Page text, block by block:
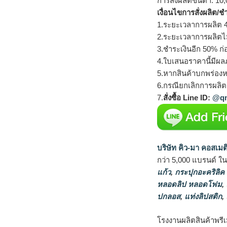
เงื่อนไขการสั่งผลิต/
1.ระยะเวลาการผลิ
2.ระยะเวลาการผลิ
3.ชำระเงินอีก 50%
4.ใบเสนอราคานี้มีผ
5.หากสินค้าบกพร่อ
6.กรณียกเลิกการผลิ
7.สั่งซื้อ Line ID:
บริษัท คิว-มา คอสเม
กว่า 5,000 แบรนด์ ใ
แก้ว, กระปุกอะคริลิ
หลอดลิป หลอดโฟม,
ปกลอส, แท่งลิปสติก,
โรงงานผลิตสินค้าพ